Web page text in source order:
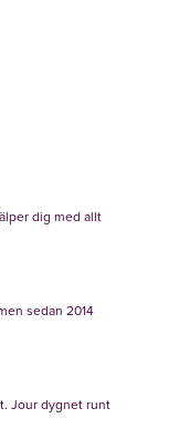
dig med allt
sedan 2014
Jour dygnet runt